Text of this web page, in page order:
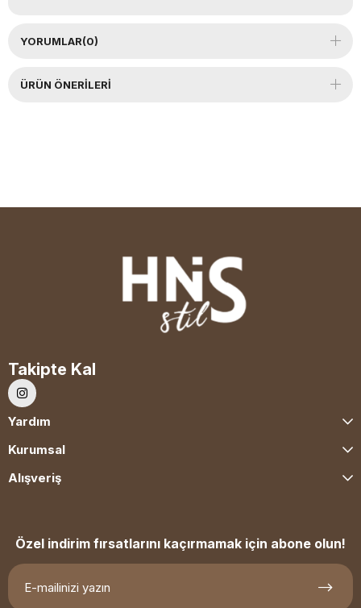
YORUMLAR(0)
ÜRÜN ÖNERILERI
Takipte Kal
Yardım
Kurumsal
Alışveriş
Özel indirim fırsatlarını kaçırmamak için abone olun!